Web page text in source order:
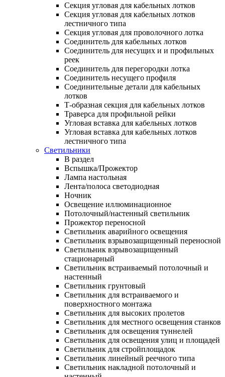
Секция угловая для кабельных лотков
Секция угловая для кабельных лотков
лестничного типа
Секция угловая для проволочного лотка
Соединитель для кабельных лотков
Соединитель для несущих и и профильных
реек
Соединитель для перегородки лотка
Соединитель несущего профиля
Соединительные детали для кабельных
лотков
Т-образная секция для кабельных лотков
Траверса для профильной рейки
Угловая вставка для кабельных лотков
Угловая вставка для кабельных лотков
лестничного типа
Светильники
В раздел
Вспышка/Прожектор
Лампа настольная
Лента/полоса светодиодная
Ночник
Освещение иллюминационное
Потолочный/настенный светильник
Прожектор переносной
Светильник аварийного освещения
Светильник взрывозащищенный переносной
Светильник взрывозащищенный
стационарный
Светильник встраиваемый потолочный и
настенный
Светильник грунтовый
Светильник для встраиваемого и
поверхностного монтажа
Светильник для высоких пролетов
Светильник для местного освещения станков
Светильник для освещения туннелей
Светильник для освещения улиц и площадей
Светильник для стройплощадок
Светильник линейный реечного типа
Светильник накладной потолочный и